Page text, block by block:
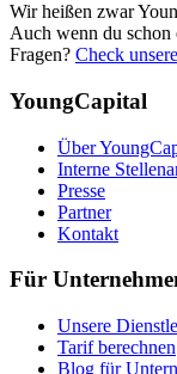
Wir heißen zwar
Auch wenn du schon
Fragen? Check
YoungCapital
Über
Interne
Presse
Partner
Kontakt
Für
Unsere
Tarif berechnen
Blog für